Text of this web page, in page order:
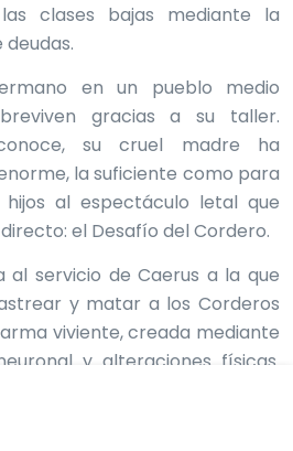
clases bajas mediante la
en un pueblo medio
gracias a su taller.
su cruel madre ha
la suficiente como para
al espectáculo letal que
el Desafío del Cordero.
al servicio de Caerus a la que
y matar a los Corderos
viviente, creada mediante
y alteraciones físicas.
brutalidad y belleza letal.
hora de matar a sus objetivos.